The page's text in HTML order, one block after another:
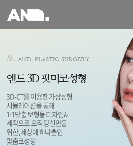
앤
드
외
의
&. AND. PLASTIC SURGERY
앤드 3D 핏미코성형
3D-CT를 이용한 가상성형
시뮬레이션을 통해
1:1맞춤 보형물 디자인&
제작으로오직 당신만을
위한, 세상에 하나뿐인
맞춤코성형